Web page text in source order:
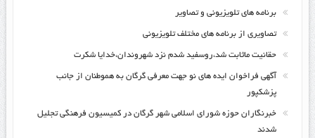
برنامه های تلویزیونی و تصاویر
تصاویری از برنامه های مختلف تلویزیونی
حقانیت ماثابت شد،روسفید شدم نزد شهروندان،خدایا شکرت
آگهی فراخوان ایده های نو جهت معرفی گرگان به هموطنان از جانب
پزشکپور
خبرنگاران حوزه شورای اسلامی شهر گرگان در کمیسیون فرهنگی تجلیل
شدند